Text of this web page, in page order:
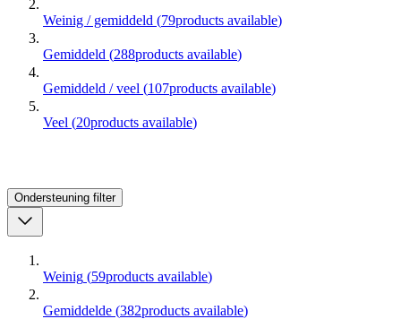
Weinig / gemiddeld (79products available)
Gemiddeld (288products available)
Gemiddeld / veel (107products available)
Veel (20products available)
Ondersteuning filter
Weinig (59products available)
Gemiddelde (382products available)